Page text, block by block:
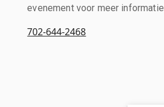
evenement voor meer informatie.
702-644-2468